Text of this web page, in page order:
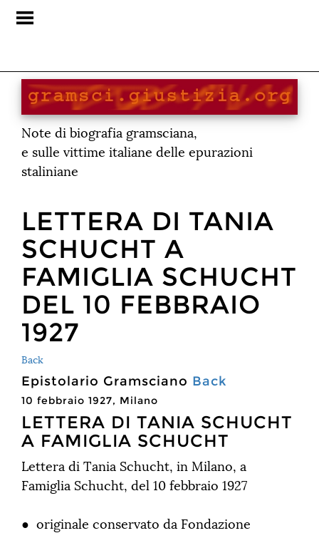
Note di biografia gramsciana,
e sulle vittime italiane delle epurazioni
staliniane
LETTERA DI TANIA
SCHUCHT A
FAMIGLIA SCHUCHT
DEL 10 FEBBRAIO
1927
Back
Epistolario Gramsciano Back
10 febbraio 1927, Milano
LETTERA DI TANIA SCHUCHT
A FAMIGLIA SCHUCHT
Lettera di Tania Schucht, in Milano, a
Famiglia Schucht, del 10 febbraio 1927
● originale conservato da Fondazione